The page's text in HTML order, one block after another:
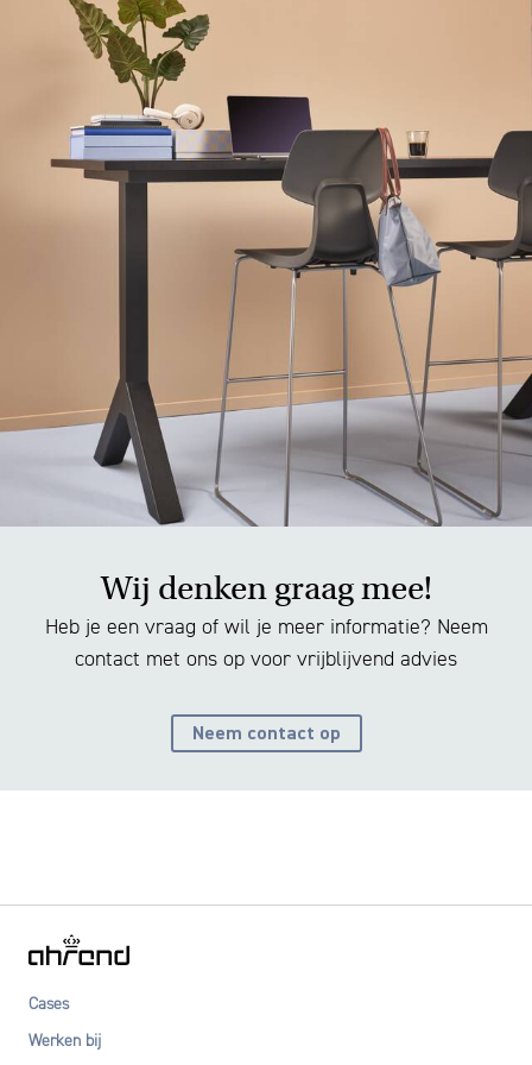
Wij denken graag mee!
Heb je een vraag of wil je meer informatie? Neem
contact met ons op voor vrijblijvend advies
Neem contact op
Cases
Werken bij